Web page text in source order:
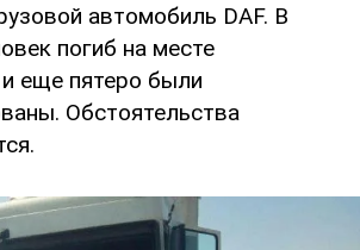
автомобиль DAF. В
погиб на месте
еще пятеро были
Обстоятельства